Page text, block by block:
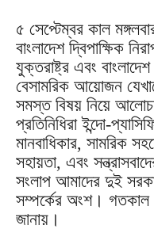
৫ সেপ্টেম্বর কাল
বাংলাদেশ দ্বিপাক্ষিক
যুক্তরাষ্ট্র এবং
বেসামরিক আয়োজন
সমস্ত বিষয় নিয়ে
প্রতিনিধিরা ইন্দো-
মানবাধিকার, সামরিক
সহায়তা, এবং
সংলাপ আমাদের দুই
সম্পর্কের অংশ। গতকাল
জানায়।